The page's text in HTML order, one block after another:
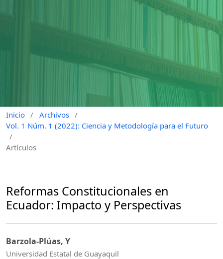
Inicio / Archivos /
Vol. 1 Núm. 1 (2022): Ciencia y Metodología para el Futuro
/
Artículos
Reformas Constitucionales en
Ecuador: Impacto y Perspectivas
Barzola-Plúas, Y
Universidad Estatal de Guayaquil